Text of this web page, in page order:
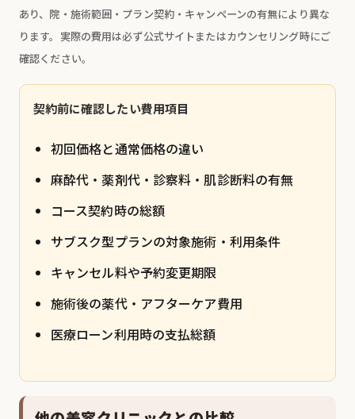
あり、院・施術範囲・プラン契約・キャンペーンの有無により異な
ります。実際の費用は必ず公式サイトまたはカウンセリング時にご
確認ください。
契約前に確認したい費用項目
初回価格と通常価格の違い
麻酔代・薬剤代・診察料・肌診断料の有無
コース契約時の総額
サブスク型プランの対象施術・利用条件
キャンセル料や予約変更期限
施術後の薬代・アフターケア費用
医療ローン利用時の支払総額